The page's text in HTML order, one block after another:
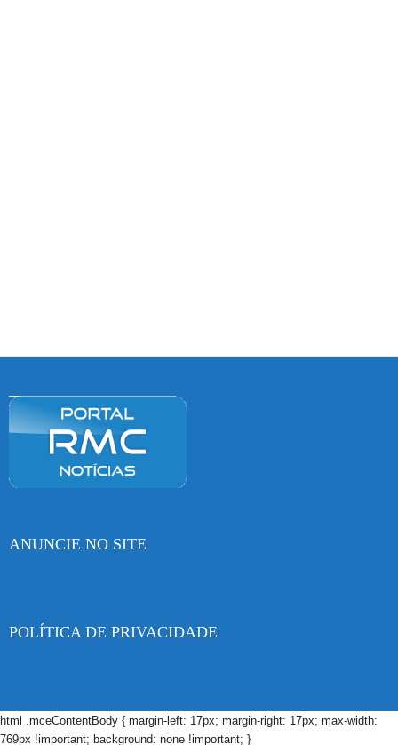
ANUNCIE NO SITE
POLÍTICA DE PRIVACIDADE
html .mceContentBody { margin-left: 17px; margin-right: 17px; max-width:
769px !important; background: none !important; }